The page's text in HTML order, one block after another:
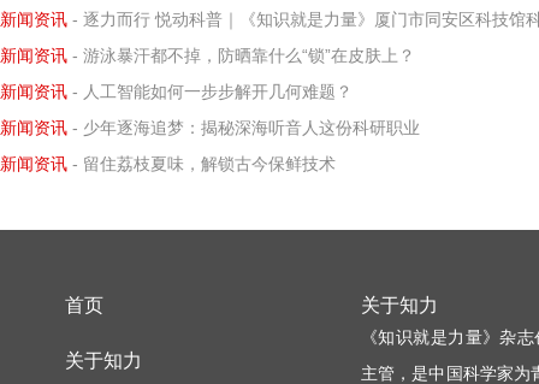
新闻资讯 - 逐力而行 悦动科普｜《知识就是力量》厦门市同安区科技馆科学小记者探寻阿基米德力学
新闻资讯 - 游泳暴汗都不掉，防晒靠什么“锁”在皮肤上？
新闻资讯 - 人工智能如何一步步解开几何难题？
新闻资讯 - 少年逐海追梦：揭秘深海听音人这份科研职业
新闻资讯 - 留住荔枝夏味，解锁古今保鲜技术
首页
关于知力
关于知力
《知识就是力量》杂
主管，是中国科学家为